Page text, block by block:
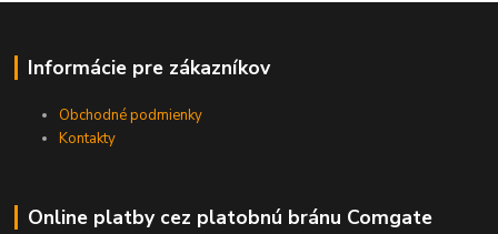
Informácie pre zákazníkov
Obchodné podmienky
Kontakty
Online platby cez platobnú bránu Comgate